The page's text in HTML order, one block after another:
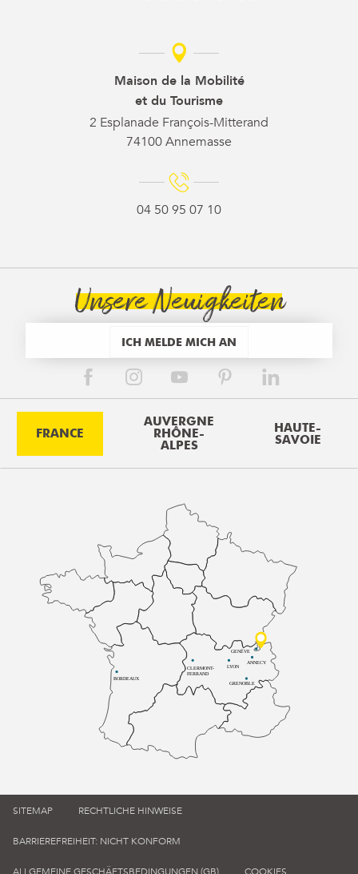
Maison de la Mobilité
et du Tourisme
2 Esplanade François-Mitterand
74100 Annemasse
04 50 95 07 10
Unsere Neuigkeiten
ICH MELDE MICH AN
FRANCE
AUVERGNE
RHÔNE-
ALPES
HAUTE-
SAVOIE
BORDEAUX
CLERMONT-
FERRAND
LYON
ANNECY
GRENOBLE
GENÈVE
SITEMAP RECHTLICHE HINWEISE
BARRIEREFREIHEIT: NICHT KONFORM